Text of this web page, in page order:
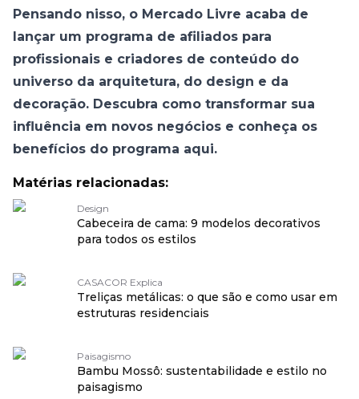
Pensando nisso, o Mercado Livre acaba de
lançar um programa de afiliados para
profissionais e criadores de conteúdo do
universo da arquitetura, do design e da
decoração. Descubra como transformar sua
influência em novos negócios e conheça os
benefícios do programa aqui.
Matérias relacionadas:
Design
Cabeceira de cama: 9 modelos decorativos
para todos os estilos
CASACOR Explica
Treliças metálicas: o que são e como usar em
estruturas residenciais
Paisagismo
Bambu Mossô: sustentabilidade e estilo no
paisagismo